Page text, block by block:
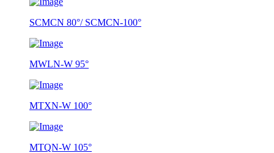
SCMCN 80°/ SCMCN-100°
MWLN-W 95°
MTXN-W 100°
MTQN-W 105°